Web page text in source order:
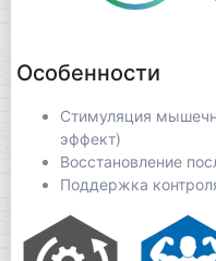
Особенности
Стимуляция
эффект)
Восстановление
Поддержка